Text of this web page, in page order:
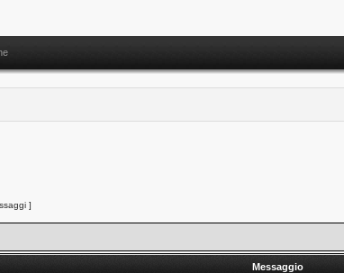
]
Messaggio